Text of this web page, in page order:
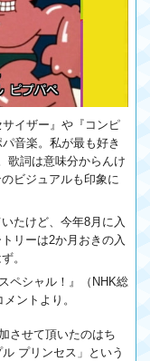
イザー』や『コンピ
音楽。私が最も好き
歌詞は意味分からんけ
ビジュアルも印象に
たけど、今年8月に入
リーは2か月おきの入
。
ペシャル！』（NHK総
ントより。
させて頂いたのはち
プリンセス」という